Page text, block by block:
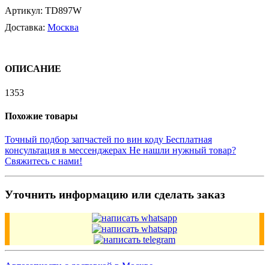
Артикул: TD897W
Доставка: Москва
ОПИСАНИЕ
1353
Похожие товары
Точный подбор запчастей по вин коду Бесплатная
консультация в мессенджерах Не нашли нужный товар?
Свяжитесь с нами!
Уточнить информацию или сделать заказ